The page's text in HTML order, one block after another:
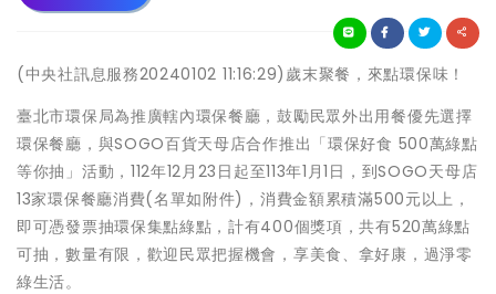
(中央社訊息服務20240102 11:16:29)歲末聚餐，來點環保味！
臺北市環保局為推廣轄內環保餐廳，鼓勵民眾外出用餐優先選擇
環保餐廳，與SOGO百貨天母店合作推出「環保好食 500萬綠點
等你抽」活動，112年12月23日起至113年1月1日，到SOGO天母店
13家環保餐廳消費(名單如附件)，消費金額累積滿500元以上，
即可憑發票抽環保集點綠點，計有400個獎項，共有520萬綠點
可抽，數量有限，歡迎民眾把握機會，享美食、拿好康，過淨零
綠生活。